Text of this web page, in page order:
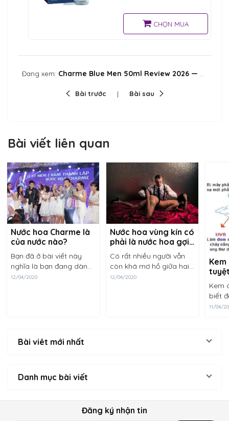
CHỌN MUA
Đang xem: Charme Blue Men 50ml Review 2026 — Mùi Gỗ Lịch Lãm Cho Quý Ông Hiện Đại
Bài trước Bài sau
Bài viết liên quan
Nước hoa Charme là
của nước nào?
Bạn đã ở bài viết này
nghĩa là bạn đang dành
sự quan tâm nhất định
12/04/2020
Nước hoa vùng kín có
phải là nước hoa gợi
dục?
Có rất nhiều người vẫn
còn khá mơ hồ giữa hai
khái niệm nước hoa vùng
12/04/2020
Kem
biết
bảo
11/04/
Bài viêt mới nhất
Danh mục bài viết
Đăng ký nhận tin